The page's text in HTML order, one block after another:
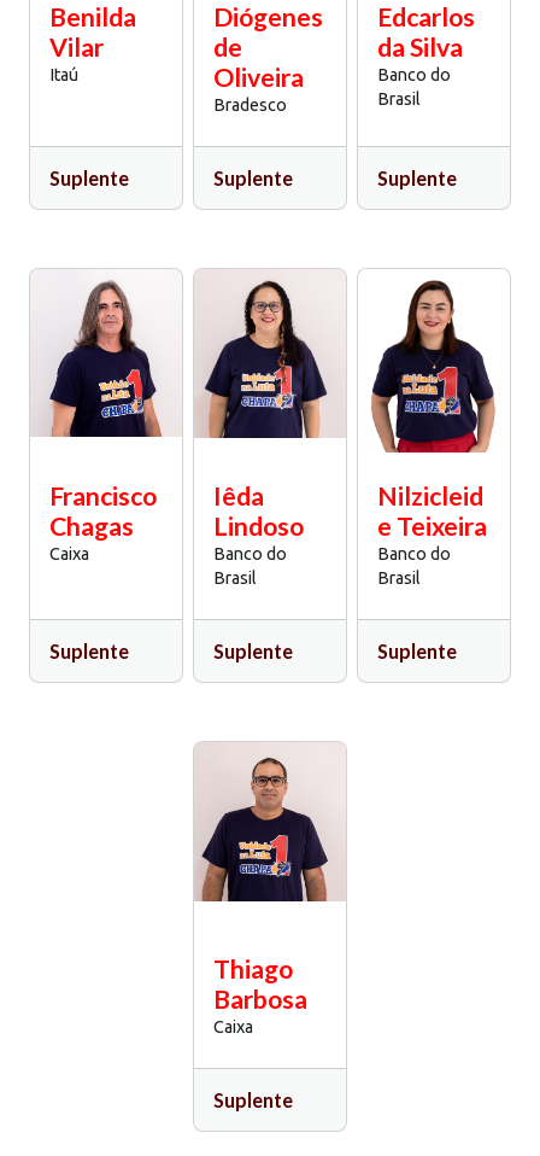
Benilda
Vilar
Itaú
Suplente
Diógenes
de
Oliveira
Bradesco
Suplente
Edcarlos
da Silva
Banco do
Brasil
Suplente
Francisco
Chagas
Caixa
Suplente
Iêda
Lindoso
Banco do
Brasil
Suplente
Nilzicleid
e Teixeira
Banco do
Brasil
Suplente
Thiago
Barbosa
Caixa
Suplente